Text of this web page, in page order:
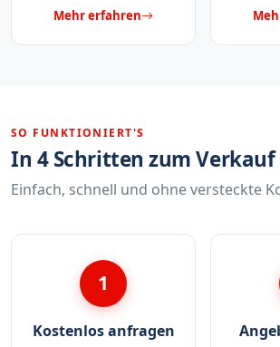
Mehr erfahren
SO FUNKTIONIERT'S
In 4 Schritten zum Verkauf
Einfach, schnell und ohne versteckte
1
Kostenlos anfragen